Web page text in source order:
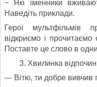
− Які іменники
Наведіть приклади.
Герої мультфільмів
відкриємо і
Поставте це слово в
Хвилинка
— Вітю, ти добре вивчив